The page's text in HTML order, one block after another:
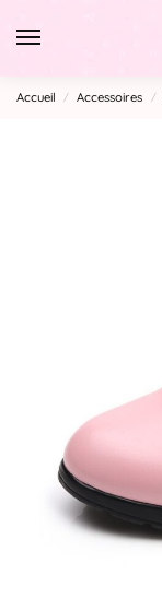
Accueil / Accessoires /